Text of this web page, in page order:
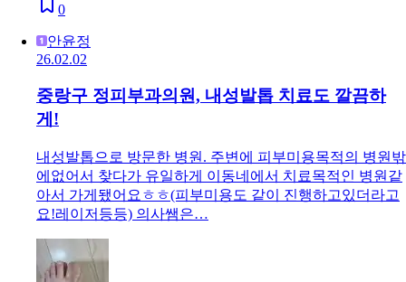
0
안윤정
26.02.02
중랑구 정피부과의원, 내성발톱 치료도 깔끔하
게!
내성발톱으로 방문한 병원. 주변에 피부미용목적의 병원밖
에없어서 찾다가 유일하게 이동네에서 치료목적인 병원같
아서 가게됐어요ㅎㅎ(피부미용도 같이 진행하고있더라고
요!레이저등등) 의사쌤은…